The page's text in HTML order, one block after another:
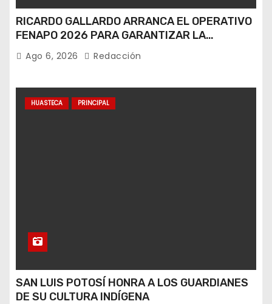
RICARDO GALLARDO ARRANCA EL OPERATIVO
FENAPO 2026 PARA GARANTIZAR LA
SEGURIDAD DE MÁS DE 9 MILLONES DE
VISITANTES
Ago 6, 2026 Redacción
HUASTECA PRINCIPAL
SAN LUIS POTOSÍ HONRA A LOS GUARDIANES
DE SU CULTURA INDÍGENA